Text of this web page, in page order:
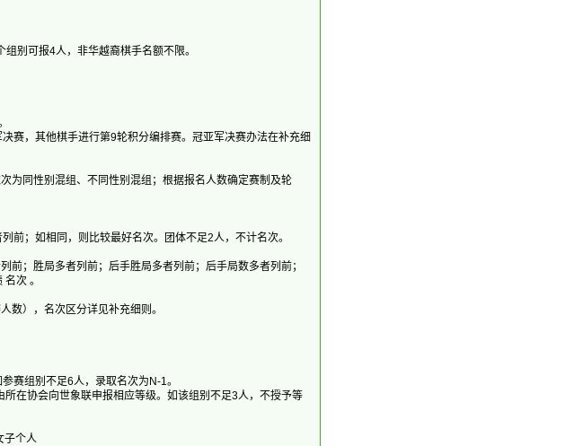
别可报4人，非华越裔棋手名额不限。
赛，其他棋手进行第9轮积分编排赛。冠亚军决赛办法在补充细
为同性别混组、不同性别混组；根据报名人数确定赛制及轮
前；如相同，则比较最好名次。团体不足2人，不计名次。
；胜局多者列前；后手胜局多者列前；后手局数多者列前；
次 。
数），名次区分详见补充细则。
赛组别不足6人，录取名次为N-1。
在协会向世象联申报相应等级。如该组别不足3人，不授予等
子个人